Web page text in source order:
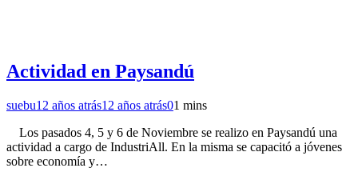
Actividad en Paysandú
suebu12 años atrás12 años atrás01 mins
Los pasados 4, 5 y 6 de Noviembre se realizo en Paysandú una
actividad a cargo de IndustriAll. En la misma se capacitó a jóvenes
sobre economía y…